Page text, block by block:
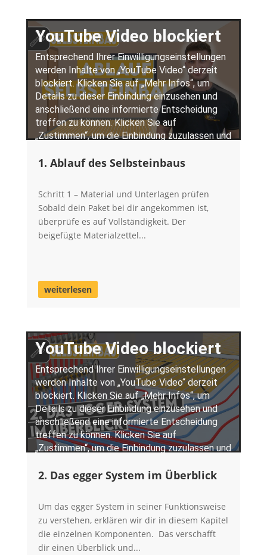
1. Ablauf des Selbsteinbaus
Schritt 1 – Material und Unterlagen prüfen
Sobald dein Paket bei dir angekommen ist,
überprüfe es auf Vollständigkeit. Der
beigefügte Materialzettel...
weiterlesen
2. Das egger System im Überblick
Um das egger System in seiner Funktionsweise
zu verstehen, erklären wir dir in diesem Kapitel
die einzelnen Komponenten. Das verschafft
dir einen Überblick und...